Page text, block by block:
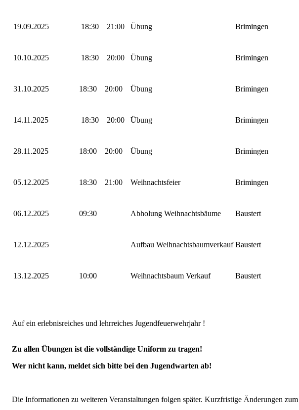
19.09.2025 18:30 21:00 Übung Brimingen
10.10.2025 18:30 20:00 Übung Brimingen
31.10.2025 18:30 20:00 Übung Brimingen
14.11.2025 18:30 20:00 Übung Brimingen
28.11.2025 18:00 20:00 Übung Brimingen
05.12.2025 18:30 21:00 Weihnachtsfeier Brimingen
06.12.2025 09:30 Abholung Weihnachtsbäume Baustert
12.12.2025 Aufbau Weihnachtsbaumverkauf Baustert
13.12.2025 10:00 Weihnachtsbaum Verkauf Baustert
Auf ein erlebnisreiches und lehrreiches Jugendfeuerwehrjahr !
Zu allen Übungen ist die vollständige Uniform zu tragen!
Wer nicht kann, meldet sich bitte bei den Jugendwarten ab!
Die Informationen zu weiteren Veranstaltungen folgen später. Kurzfristige Änderungen